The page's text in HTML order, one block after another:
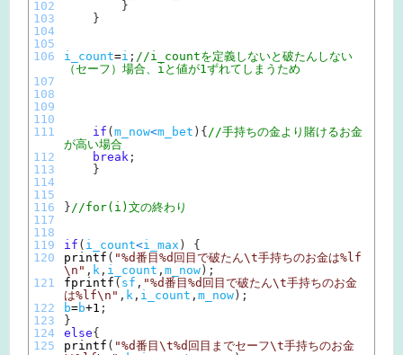
102
103
104
105
106
107
108
109
110
111
112
113
114
115
116
117
118
119
120
121
122
123
124
125
}
}
i_count=i ; //i_countを定義しないと破たんしない
（セーフ）場合、iと値が1ずれてしまうため
if ( m_now<m_bet ) { //手持ちの金より賭けるお金
が高い場合
break ;
}
}//for(i)文の終わり
if ( i_count<i_max )
{
printf ( "%d番目%d回目で破たん\t手持ちのお金は%lf
\n" , k , i_count , m_now ) ;
fprintf ( sf , "%d番目%d回目で破たん\t手持ちのお金
は%lf\n" , k , i_count , m_now ) ;
b=b+1 ;
}
else{
printf ( "%d番目\t%d回目までセーフ\t手持ちのお金